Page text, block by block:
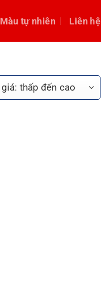
Màu tự nhiên Liên hệ